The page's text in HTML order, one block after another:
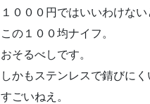
１０００円ではいいわけな
この１００均ナイフ。
おそるべしです。
しかもステンレスで錆びにく
すごいねえ。